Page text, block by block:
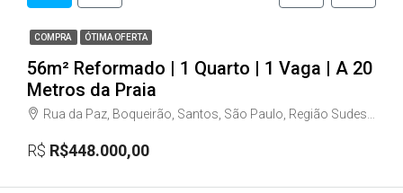
COMPRA ÓTIMA OFERTA
56m² Reformado | 1 Quarto | 1 Vaga | A 20
Metros da Praia
Rua da Paz, Boqueirão, Santos, São Paulo, Região Sudeste, 11045-500, Brasil
R$ R$448.000,00